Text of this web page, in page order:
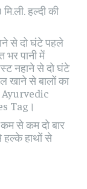
हल्दी की
से दो घंटे पहले
पानी में
नहाने से दो घंटे
खाने से बालों का
Ayurvedic
Tag।
से कम दो बार
हल्के हाथों से